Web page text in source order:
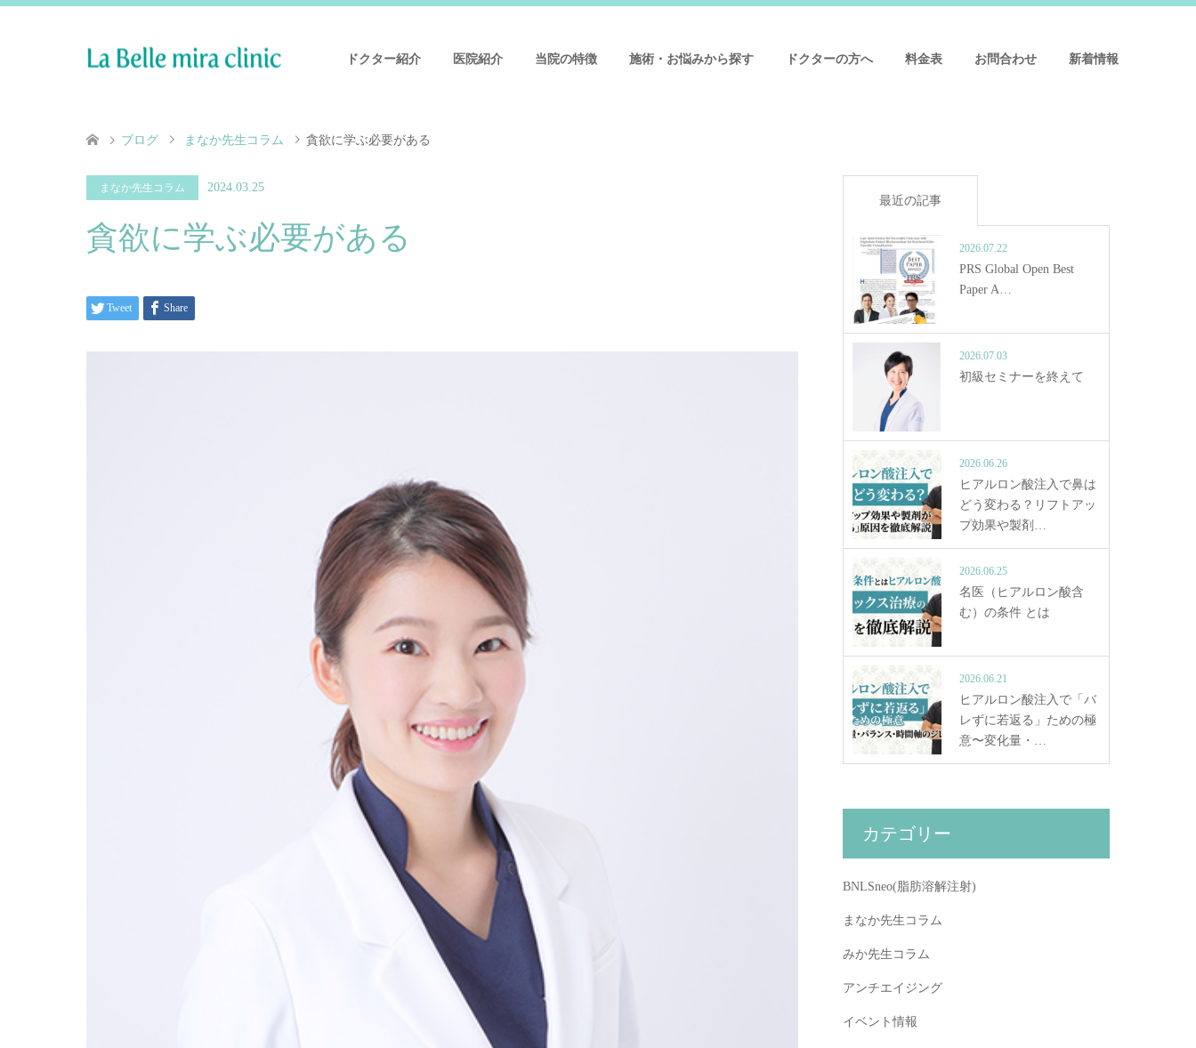
ドクター紹介 医院紹介 当院の特徴 施術・お悩みから探す ドクターの方へ 料金表 お問合わせ 新着情報
ブログ まなか先生コラム 貪欲に学ぶ必要がある
まなか先生コラム 2024.03.25
貪欲に学ぶ必要がある
Tweet Share
最近の記事
2026.07.22
PRS Global Open Best
Paper A…
2026.07.03
初級セミナーを終えて
2026.06.26
ヒアルロン酸注入で鼻は
どう変わる？リフトアッ
プ効果や製剤…
2026.06.25
名医（ヒアルロン酸含
む）の条件 とは
2026.06.21
ヒアルロン酸注入で「バ
レずに若返る」ための極
意〜変化量・…
カテゴリー
BNLSneo(脂肪溶解注射)
まなか先生コラム
みか先生コラム
アンチエイジング
イベント情報